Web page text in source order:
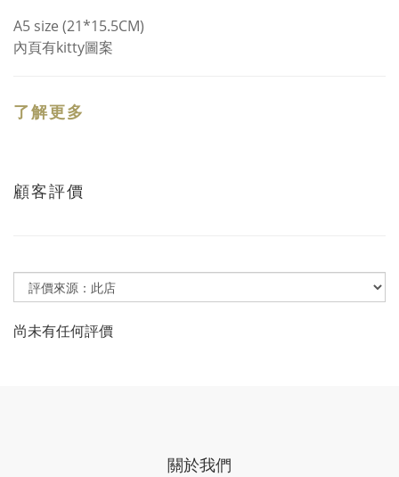
A5 size (21*15.5CM)
內頁有kitty圖案
了解更多
顧客評價
尚未有任何評價
關於我們